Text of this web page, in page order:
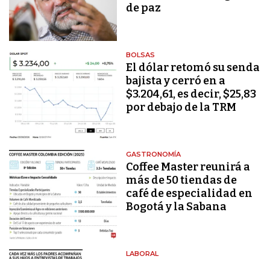
de paz
BOLSAS
El dólar retomó su senda
bajista y cerró en a
$3.204,61, es decir, $25,83
por debajo de la TRM
GASTRONOMÍA
Coffee Master reunirá a
más de 50 tiendas de
café de especialidad en
Bogotá y la Sabana
LABORAL